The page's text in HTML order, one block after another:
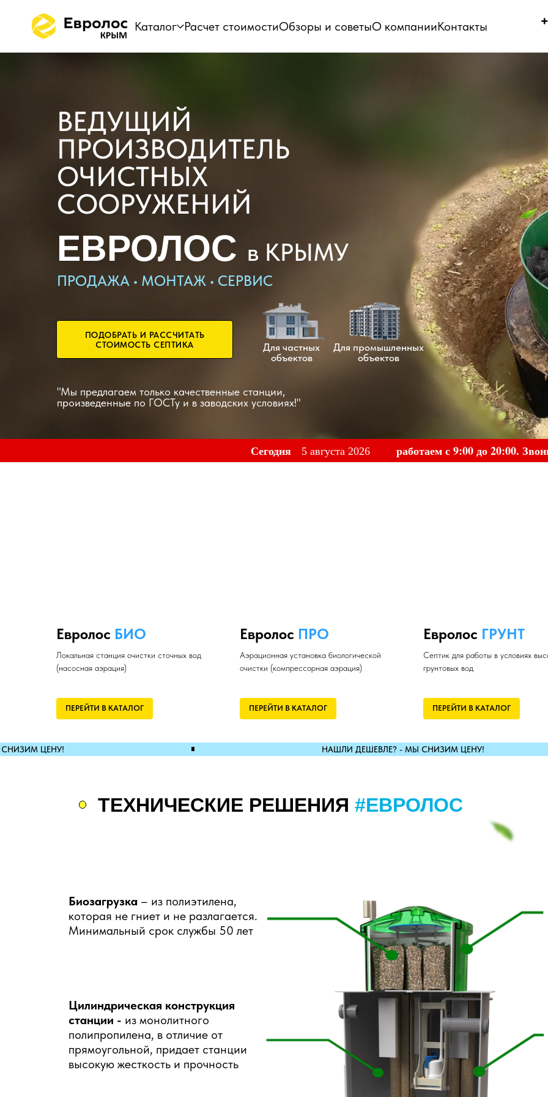
Каталог Расчет стоимостиОбзоры и советыО компанииКонтакты
ВЕДУЩИЙ
ПРОИЗВОДИТЕЛЬ
ОЧИСТНЫХ
СООРУЖЕНИЙ
"Мы предлагаем только качественные станции,
произведенные по ГОСТу и в заводских условиях!"
Для частных
объектов
в КРЫМУ
Для промышленных
объектов
ЕВРОЛОС
ПОДОБРАТЬ И РАССЧИТАТЬ
СТОИМОСТЬ СЕПТИКА
ПРОДАЖА • МОНТАЖ • СЕРВИС
Сегодня работаем с 9:00 до 20:00.
5 августа 2026
г.
Евролос БИО
Локальная станция очистки сточных вод
(насосная аэрация)
ПЕРЕЙТИ В КАТАЛОГ
Евролос ПРО
Аэрационная установка биологической
очистки (компрессорная аэрация)
ПЕРЕЙТИ В КАТАЛОГ
Евролос ГРУНТ
Септик для работы в условиях
грунтовых вод
ПЕРЕЙТИ В КАТАЛОГ
НАШЛИ ДЕШЕВЛЕ? - МЫ СНИЗИМ ЦЕНУ!
ЦЕНУ! ∎
ТЕХНИЧЕСКИЕ РЕШЕНИЯ #ЕВРОЛОС
Биозагрузка – из полиэтилена,
которая не гниет и не разлагается.
Минимальный срок службы 50 лет
Цилиндрическая конструкция
станции - из монолитного
полипропилена, в отличие от
прямоугольной, придает станции
высокую жесткость и прочность